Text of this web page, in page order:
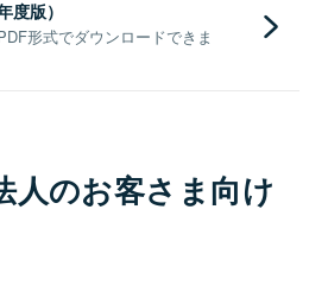
度版）
形式でダウンロードできま
人のお客さま向け